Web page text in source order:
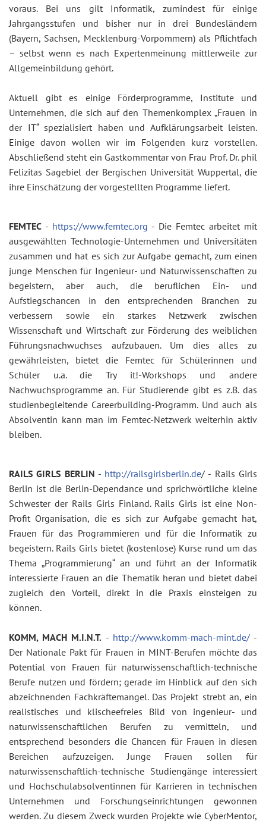
voraus. Bei uns gilt Informatik, zumindest für einige
Jahrgangsstufen und bisher nur in drei Bundesländern
(Bayern, Sachsen, Mecklenburg-Vorpommern) als Pflichtfach
– selbst wenn es nach Expertenmeinung mittlerweile zur
Allgemeinbildung gehört.
Aktuell gibt es einige Förderprogramme, Institute und
Unternehmen, die sich auf den Themenkomplex „Frauen in
der IT“ spezialisiert haben und Aufklärungsarbeit leisten.
Einige davon wollen wir im Folgenden kurz vorstellen.
Abschließend steht ein Gastkommentar von Frau Prof. Dr. phil
Felizitas Sagebiel der Bergischen Universität Wuppertal, die
ihre Einschätzung der vorgestellten Programme liefert.
FEMTEC - https://www.femtec.org - Die Femtec arbeitet mit
ausgewählten Technologie-Unternehmen und Universitäten
zusammen und hat es sich zur Aufgabe gemacht, zum einen
junge Menschen für Ingenieur- und Naturwissenschaften zu
begeistern, aber auch, die beruflichen Ein- und
Aufstiegschancen in den entsprechenden Branchen zu
verbessern sowie ein starkes Netzwerk zwischen
Wissenschaft und Wirtschaft zur Förderung des weiblichen
Führungsnachwuchses aufzubauen. Um dies alles zu
gewährleisten, bietet die Femtec für Schülerinnen und
Schüler u.a. die Try it!-Workshops und andere
Nachwuchsprogramme an. Für Studierende gibt es z.B. das
studienbegleitende Careerbuilding-Programm. Und auch als
Absolventin kann man im Femtec-Netzwerk weiterhin aktiv
bleiben.
RAILS GIRLS BERLIN - http://railsgirlsberlin.de/ - Rails Girls
Berlin ist die Berlin-Dependance und sprichwörtliche kleine
Schwester der Rails Girls Finland. Rails Girls ist eine Non-
Profit Organisation, die es sich zur Aufgabe gemacht hat,
Frauen für das Programmieren und für die Informatik zu
begeistern. Rails Girls bietet (kostenlose) Kurse rund um das
Thema „Programmierung“ an und führt an der Informatik
interessierte Frauen an die Thematik heran und bietet dabei
zugleich den Vorteil, direkt in die Praxis einsteigen zu
können.
KOMM, MACH M.I.N.T. - http://www.komm-mach-mint.de/-
Der Nationale Pakt für Frauen in MINT-Berufen möchte das
Potential von Frauen für naturwissenschaftlich-technische
Berufe nutzen und fördern; gerade im Hinblick auf den sich
abzeichnenden Fachkräftemangel. Das Projekt strebt an, ein
realistisches und klischeefreies Bild von ingenieur- und
naturwissenschaftlichen Berufen zu vermitteln, und
entsprechend besonders die Chancen für Frauen in diesen
Bereichen aufzuzeigen. Junge Frauen sollen für
naturwissenschaftlich-technische Studiengänge interessiert
und Hochschulabsolventinnen für Karrieren in technischen
Unternehmen und Forschungseinrichtungen gewonnen
werden. Zu diesem Zweck wurden Projekte wie CyberMentor,